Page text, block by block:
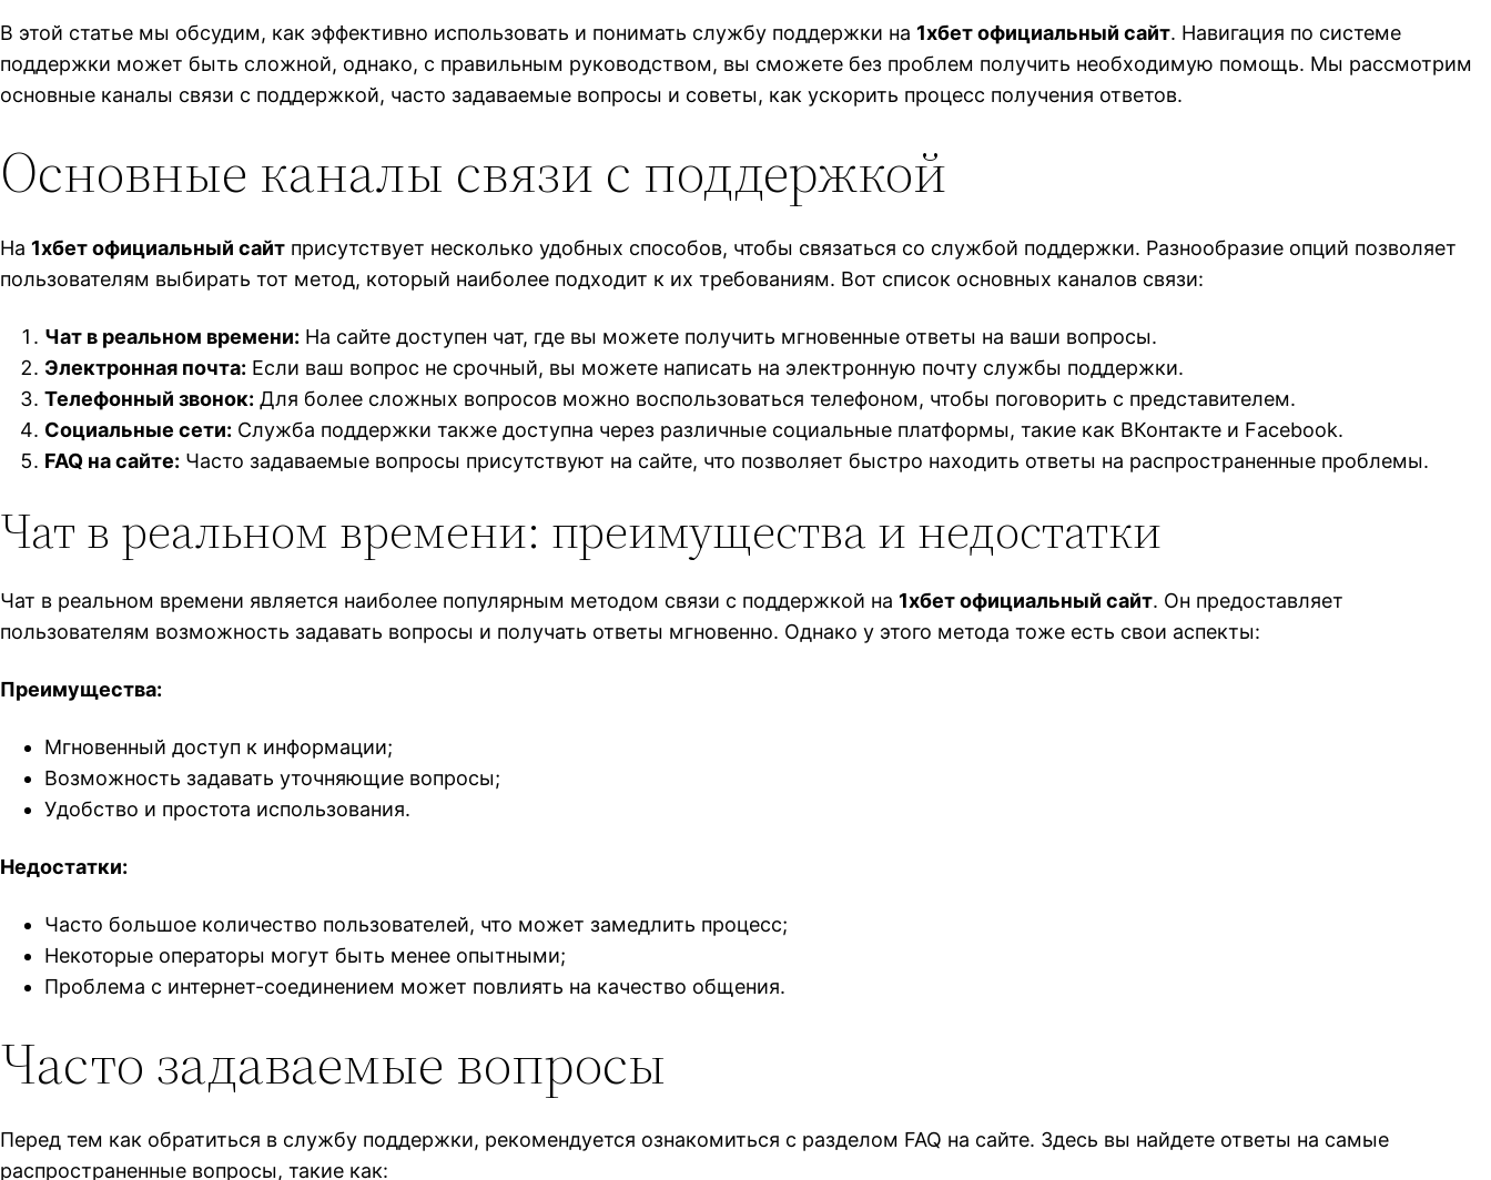
В этой статье мы обсудим, как эффективно использовать и понимать службу поддержки на 1хбет официальный сайт. Навигация по системе
поддержки может быть сложной, однако, с правильным руководством, вы сможете без проблем получить необходимую помощь. Мы рассмотрим
основные каналы связи с поддержкой, часто задаваемые вопросы и советы, как ускорить процесс получения ответов.
Основные каналы связи с поддержкой
На 1хбет официальный сайт присутствует несколько удобных способов, чтобы связаться со службой поддержки. Разнообразие опций позволяет
пользователям выбирать тот метод, который наиболее подходит к их требованиям. Вот список основных каналов связи:
Чат в реальном времени: На сайте доступен чат, где вы можете получить мгновенные ответы на ваши вопросы.
Электронная почта: Если ваш вопрос не срочный, вы можете написать на электронную почту службы поддержки.
Телефонный звонок: Для более сложных вопросов можно воспользоваться телефоном, чтобы поговорить с представителем.
Социальные сети: Служба поддержки также доступна через различные социальные платформы, такие как ВКонтакте и Facebook.
FAQ на сайте: Часто задаваемые вопросы присутствуют на сайте, что позволяет быстро находить ответы на распространенные проблемы.
Чат в реальном времени: преимущества и недостатки
Чат в реальном времени является наиболее популярным методом связи с поддержкой на 1хбет официальный сайт. Он предоставляет
пользователям возможность задавать вопросы и получать ответы мгновенно. Однако у этого метода тоже есть свои аспекты:
Преимущества:
Мгновенный доступ к информации;
Возможность задавать уточняющие вопросы;
Удобство и простота использования.
Недостатки:
Часто большое количество пользователей, что может замедлить процесс;
Некоторые операторы могут быть менее опытными;
Проблема с интернет-соединением может повлиять на качество общения.
Часто задаваемые вопросы
Перед тем как обратиться в службу поддержки, рекомендуется ознакомиться с разделом FAQ на сайте. Здесь вы найдете ответы на самые
распространенные вопросы, такие как: